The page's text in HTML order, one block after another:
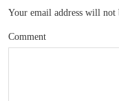
Your email address will not
Comment